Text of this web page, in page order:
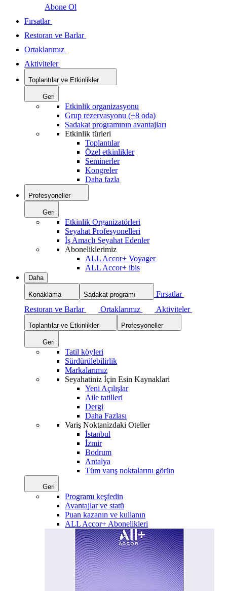
Abone Ol
Fırsatlar
Restoran ve Barlar
Ortaklarımız
Aktiviteler
Toplantılar ve Etkinlikler
Geri
Etkinlik organizasyonu
Grup rezervasyonu (+8 oda)
Sadakat programının avantajları
Etkinlik türleri
Toplantılar
Özel etkinlikler
Seminerler
Kongreler
Daha fazla
Profesyoneller
Geri
Etkinlik Organizatörleri
Seyahat Profesyonelleri
İş Amaçlı Seyahat Edenler
Aboneliklerimiz
ALL Accor+ Voyager
ALL Accor+ ibis
Daha
Konaklama Sadakat programı
Fırsatlar
Restoran ve Barlar
Ortaklarımız Aktiviteler
Toplantılar ve Etkinlikler Profesyoneller
Geri
Tatil köyleri
Sürdürülebilirlik
Markalarımız
Seyahatiniz İçin Esin Kaynaklari
Yeni Açılışlar
Aile tatilleri
Dergi
Daha Fazlası
Variş Noktanizdaki Oteller
İstanbul
İzmir
Bodrum
Antalya
Tüm varış noktalarını görün
Geri
Programı keşfedin
Avantajlar ve statü
Puan kazanın ve kullanın
ALL Accor+ Abonelikleri